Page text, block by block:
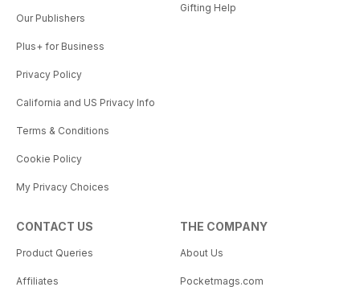
Our Publishers
Plus+ for Business
Privacy Policy
California and US Privacy Info
Terms & Conditions
Cookie Policy
My Privacy Choices
Gifting Help
CONTACT US
Product Queries
Affiliates
THE COMPANY
About Us
Pocketmags.com